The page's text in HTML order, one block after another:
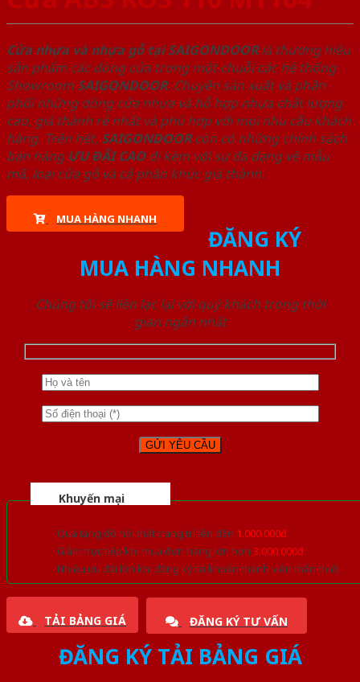
Cửa nhựa và nhựa gỗ tại SAIGONDOORlà thương hiệu
sản phẩm các dòng cửa trong một chuỗi các hệ thống
Showroom SAIGONDOOR. Chuyên sản xuất và phân
phối những dòng cửa nhựa và hỗ hợp nhựa chất lượng
cao, giá thành rẻ nhất và phù hợp với mọi nhu cầu khách
hàng. Trên hết, SAIGONDOORcòn có những chính sách
bán hàng ƯU ĐÃI CAOđi kèm với sự đa dạng về mẫu
mã, loại cửa gỗ và cả phân khúc giá thành.
MUA HÀNG NHANH
ĐĂNG KÝ
MUA HÀNG NHANH
Chúng tôi sẽ liên lạc lại với quý khách trong thời
gian ngắn nhất
Khuyến mại
Quà tặng đồ nội thất trang trí lên đến 1.000.000đ
Giảm trực tiếp khi mua đơn hàng lớn hơn 3.000.000đ
Nhiều ưu đãi lớn khi đăng ký tài khoản thành viên thân thiết
TẢI BẢNG GIÁ ĐĂNG KÝ TƯ VẤN
ĐĂNG KÝ TẢI BẢNG GIÁ